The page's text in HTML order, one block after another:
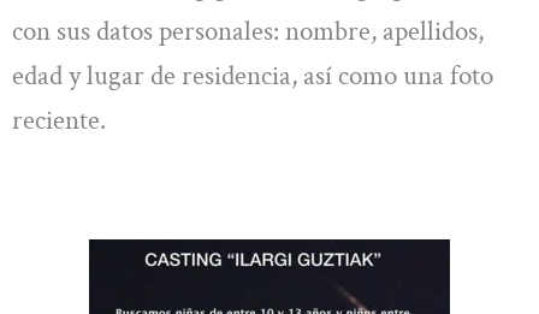
con sus datos personales: nombre, apellidos,
edad y lugar de residencia, así como una foto
reciente.